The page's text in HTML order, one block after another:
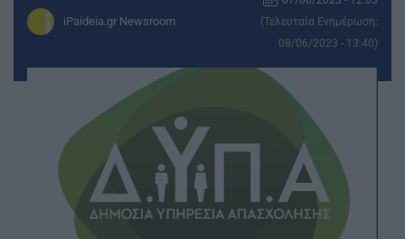
iPaideia.gr Newsroom
(Τελευταία Ενημέρωση:
08/06/2023 - 13:40)